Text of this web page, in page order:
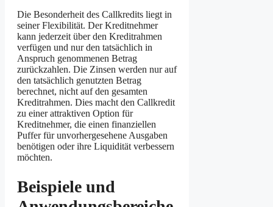
Die Besonderheit des Callkredits liegt in
seiner Flexibilität. Der Kreditnehmer
kann jederzeit über den Kreditrahmen
verfügen und nur den tatsächlich in
Anspruch genommenen Betrag
zurückzahlen. Die Zinsen werden nur auf
den tatsächlich genutzten Betrag
berechnet, nicht auf den gesamten
Kreditrahmen. Dies macht den Callkredit
zu einer attraktiven Option für
Kreditnehmer, die einen finanziellen
Puffer für unvorhergesehene Ausgaben
benötigen oder ihre Liquidität verbessern
möchten.
Beispiele und